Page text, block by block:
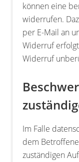
können eine
widerrufen.
per E-Mail an
Widerruf
Widerruf
Im Falle
dem
zuständigen